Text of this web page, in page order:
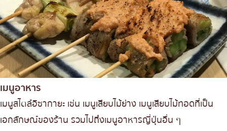
เมนูอาหาร
เมนูสไตล์อิซากายะ เช่น เมนูเสียบไม้ย่าง เมนูเสียบไม้ทอดที่เป็น
เอกลักษณ์ของร้าน รวมไปถึงเมนูอาหารญี่ปุ่นอื่น ๆ